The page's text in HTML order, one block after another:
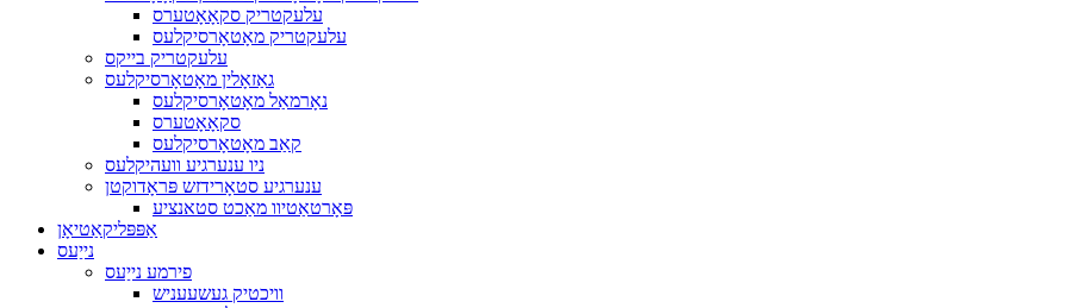
עלעקטריק סקאָאָטערס
עלעקטריק מאָטאָרסיקלעס
עלעקטריק בייקס
גאַזאָלין מאָטאָרסיקלעס
נאָרמאַל מאָטאָרסיקלעס
סקאָאָטערס
קאַב מאָטאָרסיקלעס
ניו ענערגיע וועהיקלעס
ענערגיע סטאָרידזש פּראָדוקטן
פּאָרטאַטיוו מאַכט סטאנציע
אַפּפּליקאַטיאָן
נייַעס
פירמע נייַעס
וויכטיק געשעעניש